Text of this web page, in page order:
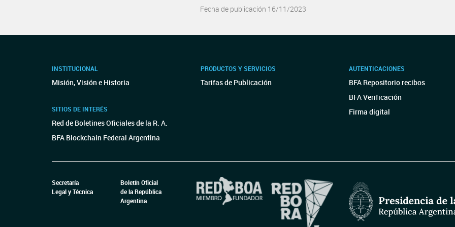
Fecha de publicación 16/11/2023
INSTITUCIONAL
Misión, Visión e Historia
SITIOS DE INTERÉS
Red de Boletines Oficiales de la R. A.
BFA Blockchain Federal Argentina
PRODUCTOS Y SERVICIOS
Tarifas de Publicación
AUTENTICACIONES
BFA Repositorio recibos
BFA Verificación
Firma digital
Secretaría
Legal y Técnica
Boletín Oficial
de la República
Argentina